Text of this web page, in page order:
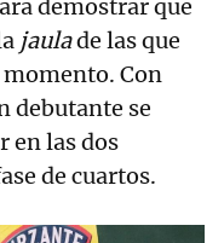
demostrar que
jaulade las que
Con
debutante se
en las dos
de cuartos.